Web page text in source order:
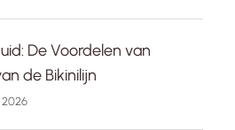
De Voordelen van
de Bikinilijn